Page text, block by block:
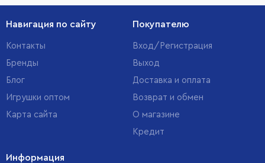
Навигация по сайту
Контакты
Бренды
Блог
Игрушки оптом
Карта сайта
Покупателю
Вход/Регистрация
Выход
Доставка и оплата
Возврат и обмен
О магазине
Кредит
Информация